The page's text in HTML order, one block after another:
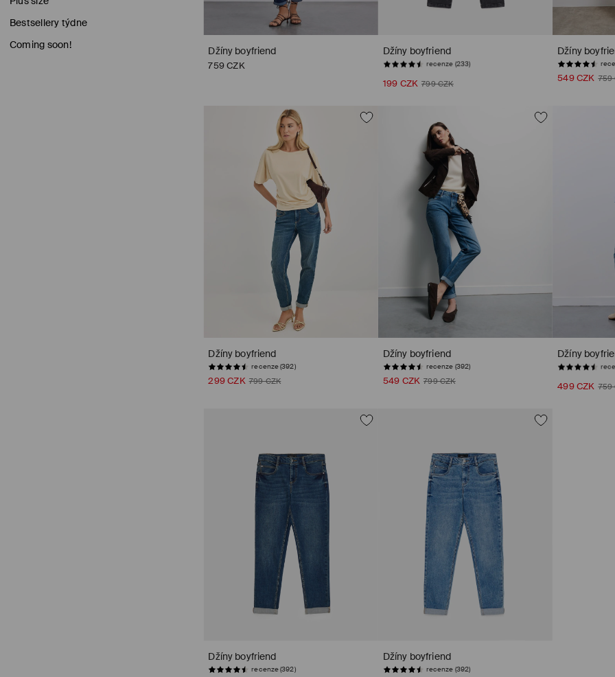
Bestsellery týdne
Coming soon!
Džíny boyfriend
759 CZK
Džíny boyfriend
recenze (233)
199 CZK 799 CZK
Džíny
549 CZK 759
Džíny boyfriend
recenze (392)
299 CZK 799 CZK
Džíny boyfriend
recenze (392)
549 CZK 799 CZK
Džíny
499 CZK 759
Džíny boyfriend
recenze (392)
Džíny boyfriend
recenze (392)